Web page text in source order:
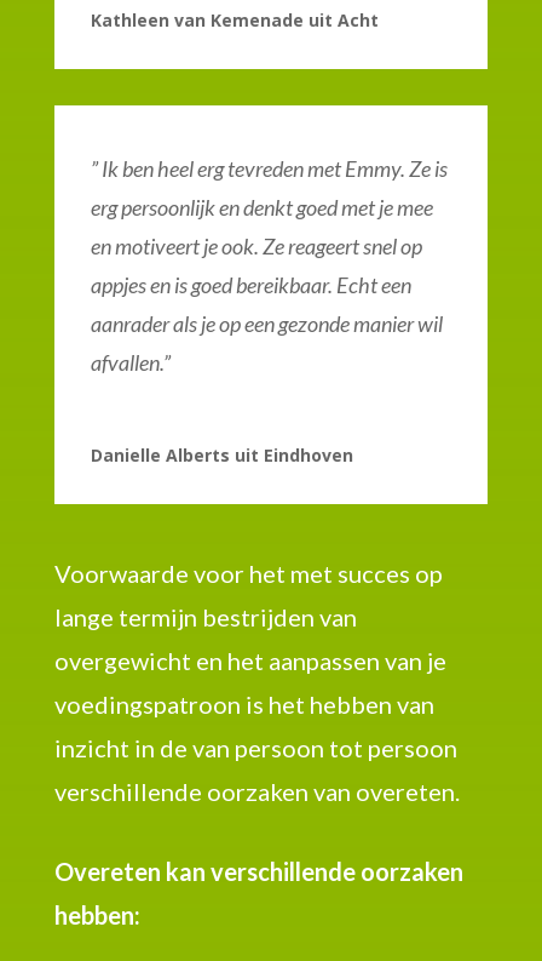
Kathleen van Kemenade uit Acht
” Ik ben heel erg tevreden met Emmy. Ze is
erg persoonlijk en denkt goed met je mee
en motiveert je ook. Ze reageert snel op
appjes en is goed bereikbaar. Echt een
aanrader als je op een gezonde manier wil
afvallen.”
Danielle Alberts uit Eindhoven
Voorwaarde voor het met succes op
lange termijn bestrijden van
overgewicht en het aanpassen van je
voedingspatroon is het hebben van
inzicht in de van persoon tot persoon
verschillende oorzaken van overeten.
Overeten kan verschillende oorzaken
hebben: